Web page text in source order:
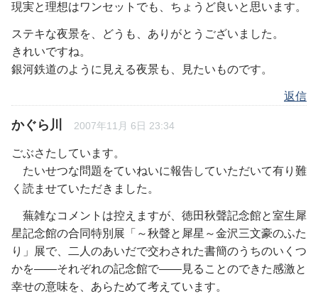
現実と理想はワンセットでも、ちょうど良いと思います。
ステキな夜景を、どうも、ありがとうございました。
きれいですね。
銀河鉄道のように見える夜景も、見たいものです。
返信
かぐら川 2007年11月 6日 23:34
ごぶさたしています。
たいせつな問題をていねいに報告していただいて有り難
く読ませていただきました。
蕪雑なコメントは控えますが、徳田秋聲記念館と室生犀
星記念館の合同特別展「～秋聲と犀星～金沢三文豪のふた
り」展で、二人のあいだで交わされた書簡のうちのいくつ
かを――それぞれの記念館で――見ることのできた感激と
幸せの意味を、あらためて考えています。